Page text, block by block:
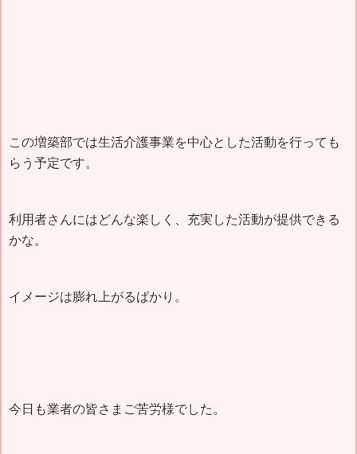
この増築部では生活介護事業を中心とした活動を行っても
らう予定です。
利用者さんにはどんな楽しく、充実した活動が提供できる
かな。
イメージは膨れ上がるばかり。
今日も業者の皆さまご苦労様でした。